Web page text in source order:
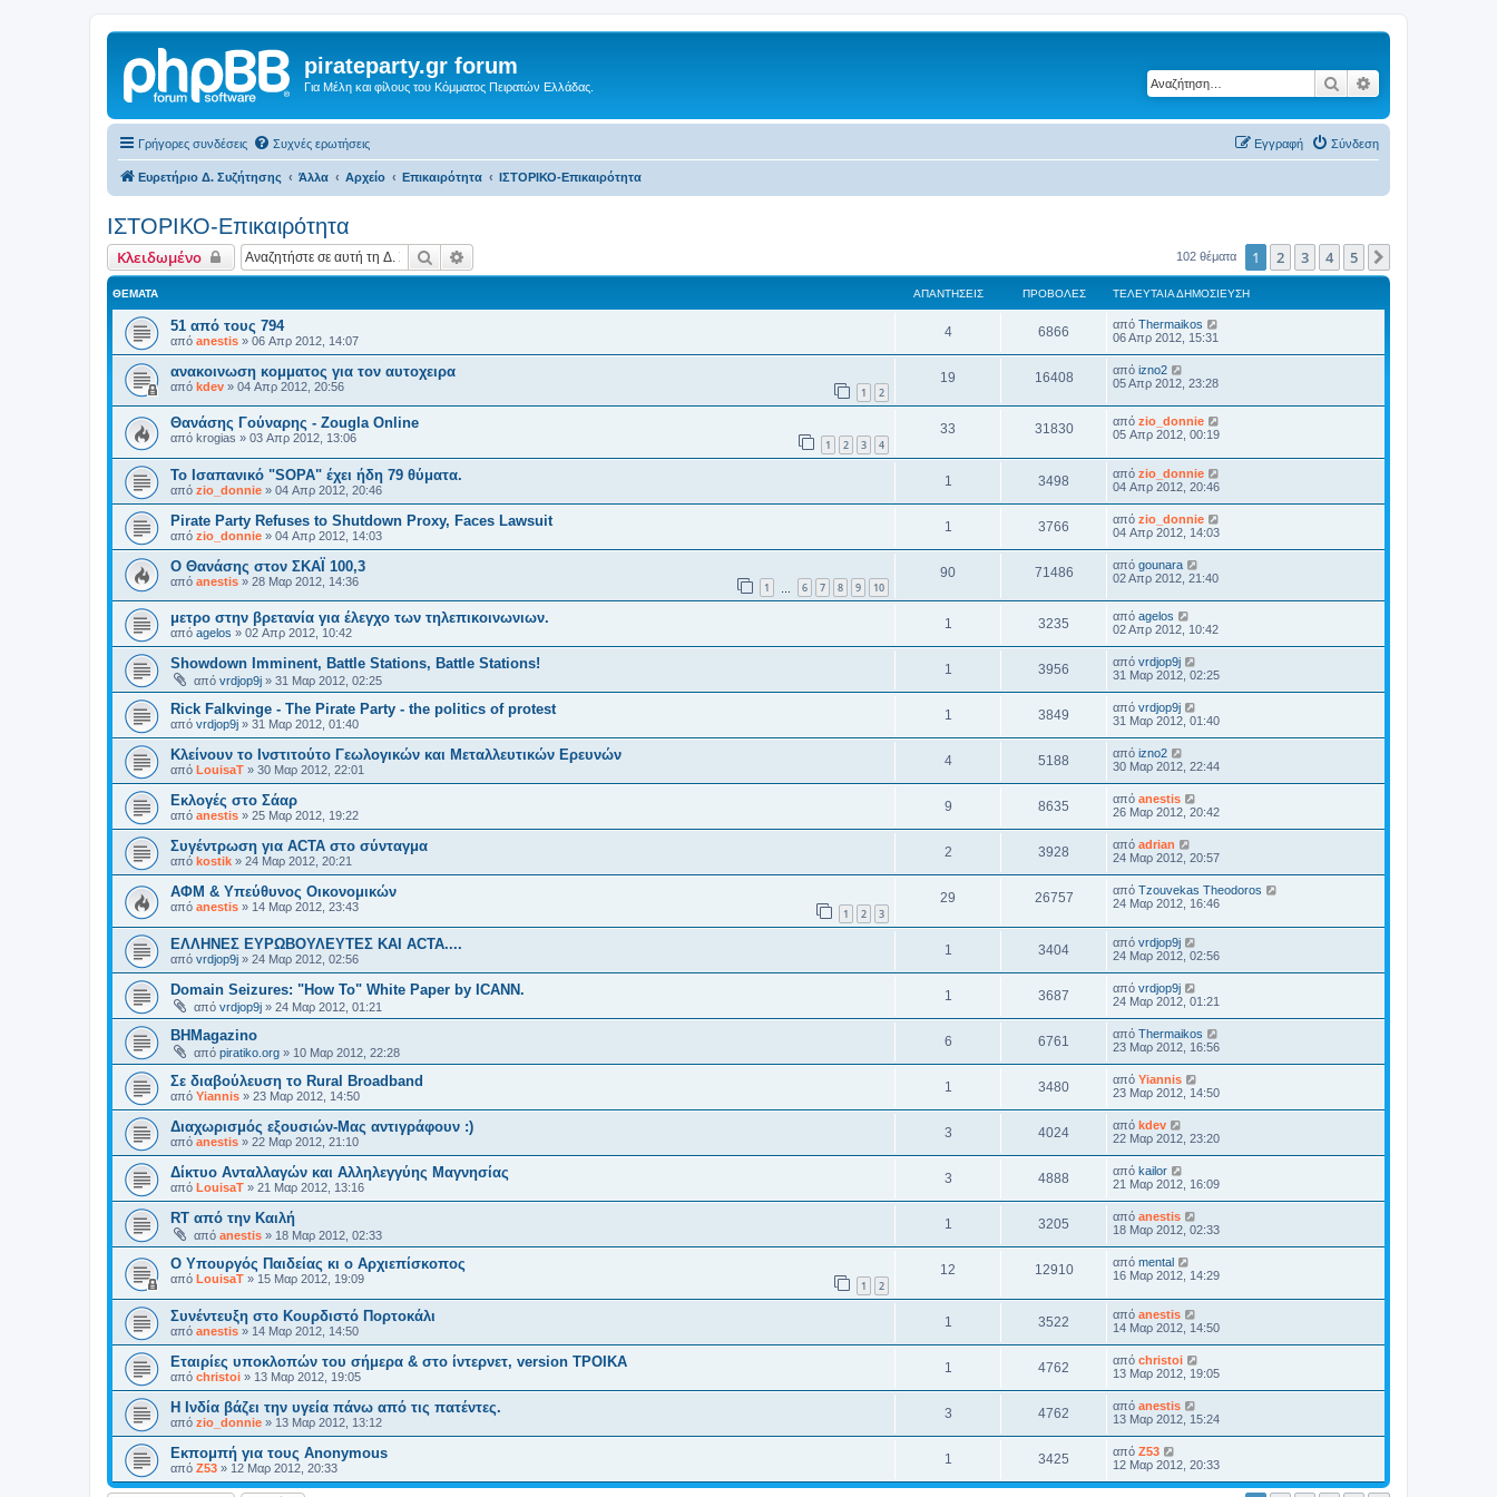
pirateparty.gr forum
Για Μέλη και φίλους του Κόμματος Πειρατών Ελλάδας. Αναζήτηση
Γρήγορες συνδέσεις Συχνές ερωτήσεις Σύνδεση
Εγγραφή
Ευρετήριο Δ. Συζήτησης Άλλα Αρχείο Επικαιρότητα ΙΣΤΟΡΙΚΟ-Επικαιρότητα
ΙΣΤΟΡΙΚΟ-Επικαιρότητα
Κλειδωμένο Αναζήτηση 102 θέματα 1 2 3 4 5
ΘΈΜΑΤΑ ΑΠΑΝΤΉΣΕΙΣ ΠΡΟΒΟΛΈΣ ΤΕΛΕΥΤΑΊΑ ΔΗΜΟΣΊΕΥΣΗ
51 από τους 794
από anestis » 06 Απρ 2012, 14:07
4 6866 από Thermaikos
06 Απρ 2012, 15:31
ανακοινωση κομματος για τον αυτοχειρα
από kdev » 04 Απρ 2012, 20:56 1 2
19 16408 από izno2
05 Απρ 2012, 23:28
Θανάσης Γούναρης - Zougla Online
από krogias » 03 Απρ 2012, 13:06 1 2 3 4
33 31830 από zio_donnie
05 Απρ 2012, 00:19
Το Ισαπανικό "SOPA" έχει ήδη 79 θύματα.
από zio_donnie » 04 Απρ 2012, 20:46
1 3498 από zio_donnie
04 Απρ 2012, 20:46
Pirate Party Refuses to Shutdown Proxy, Faces Lawsuit
από zio_donnie » 04 Απρ 2012, 14:03
1 3766 από zio_donnie
04 Απρ 2012, 14:03
O Θανάσης στον ΣΚΑΪ 100,3
από anestis » 28 Μαρ 2012, 14:36 1 6 7 8 9 10
90 71486 από gounara
02 Απρ 2012, 21:40
μετρο στην βρετανία για έλεγχο των τηλεπικοινωνιων.
από agelos » 02 Απρ 2012, 10:42
1 3235 από agelos
02 Απρ 2012, 10:42
Showdown Imminent, Battle Stations, Battle Stations!
από vrdjop9j » 31 Μαρ 2012, 02:25
1 3956 από vrdjop9j
31 Μαρ 2012, 02:25
Rick Falkvinge - The Pirate Party - the politics of protest
από vrdjop9j » 31 Μαρ 2012, 01:40
1 3849 από vrdjop9j
31 Μαρ 2012, 01:40
Κλείνουν το Ινστιτούτο Γεωλογικών και Μεταλλευτικών Ερευνών
από LouisaT » 30 Μαρ 2012, 22:01
4 5188 από izno2
30 Μαρ 2012, 22:44
Εκλογές στο Σάαρ
από anestis » 25 Μαρ 2012, 19:22
9 8635 από anestis
26 Μαρ 2012, 20:42
Συγέντρωση για ACTA στο σύνταγμα
από kostik » 24 Μαρ 2012, 20:21
2 3928 από adrian
24 Μαρ 2012, 20:57
ΑΦΜ & Υπεύθυνος Οικονομικών
από anestis » 14 Μαρ 2012, 23:43 1 2 3
29 26757 από Tzouvekas Theodoros
24 Μαρ 2012, 16:46
ΕΛΛΗΝΕΣ ΕΥΡΩΒΟΥΛΕΥΤΕΣ ΚΑΙ ACTA....
από vrdjop9j » 24 Μαρ 2012, 02:56
1 3404 από vrdjop9j
24 Μαρ 2012, 02:56
Domain Seizures: "How To" White Paper by ICANN.
από vrdjop9j » 24 Μαρ 2012, 01:21
1 3687 από vrdjop9j
24 Μαρ 2012, 01:21
BHMagazino
από piratiko.org » 10 Μαρ 2012, 22:28
6 6761 από Thermaikos
23 Μαρ 2012, 16:56
Σε διαβούλευση το Rural Broadband
από Yiannis » 23 Μαρ 2012, 14:50
1 3480 από Yiannis
23 Μαρ 2012, 14:50
Διαχωρισμός εξουσιών-Μας αντιγράφουν :)
από anestis » 22 Μαρ 2012, 21:10
3 4024 από kdev
22 Μαρ 2012, 23:20
Δίκτυο Ανταλλαγών και Αλληλεγγύης Μαγνησίας
από LouisaT » 21 Μαρ 2012, 13:16
3 4888 από kailor
21 Μαρ 2012, 16:09
RT από την Καιλή
από anestis » 18 Μαρ 2012, 02:33
1 3205 από anestis
18 Μαρ 2012, 02:33
Ο Υπουργός Παιδείας κι ο Αρχιεπίσκοπος
από LouisaT » 15 Μαρ 2012, 19:09 1 2
12 12910 από mental
16 Μαρ 2012, 14:29
Συνέντευξη στο Κουρδιστό Πορτοκάλι
από anestis » 14 Μαρ 2012, 14:50
1 3522 από anestis
14 Μαρ 2012, 14:50
Εταιρίες υποκλοπών του σήμερα & στο ίντερνετ, version ΤΡΟΙΚΑ
από christoi » 13 Μαρ 2012, 19:05
1 4762 από christoi
13 Μαρ 2012, 19:05
Η Ινδία βάζει την υγεία πάνω από τις πατέντες.
από zio_donnie » 13 Μαρ 2012, 13:12
3 4762 από anestis
13 Μαρ 2012, 15:24
Εκπομπή για τους Anonymous
από Z53 » 12 Μαρ 2012, 20:33
1 3425 από Z53
12 Μαρ 2012, 20:33